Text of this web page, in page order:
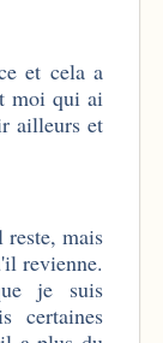
et cela a
moi qui ai
ailleurs et
reste, mais
revienne.
je suis
certaines